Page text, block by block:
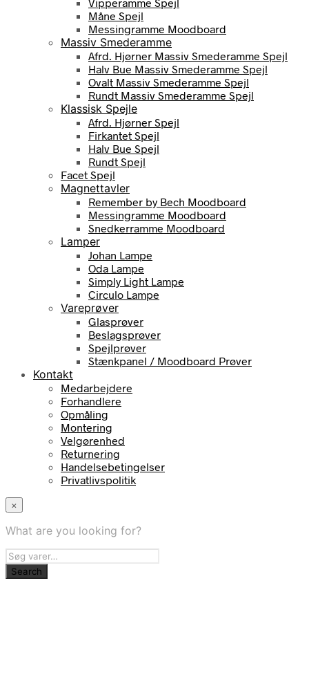
Måne Spejl
Messingramme Moodboard
Massiv Smederamme
Afrd. Hjørner Massiv Smederamme Spejl
Halv Bue Massiv Smederamme Spejl
Ovalt Massiv Smederamme Spejl
Rundt Massiv Smederamme Spejl
Klassisk Spejle
Afrd. Hjørner Spejl
Firkantet Spejl
Halv Bue Spejl
Rundt Spejl
Facet Spejl
Magnettavler
Remember by Bech Moodboard
Messingramme Moodboard
Snedkerramme Moodboard
Lamper
Johan Lampe
Oda Lampe
Simply Light Lampe
Circulo Lampe
Vareprøver
Glasprøver
Beslagsprøver
Spejlprøver
Stænkpanel / Moodboard Prøver
Kontakt
Medarbejdere
Forhandlere
Opmåling
Montering
Velgørenhed
Returnering
Handelsebetingelser
Privatlivspolitik
×
What are you looking for?